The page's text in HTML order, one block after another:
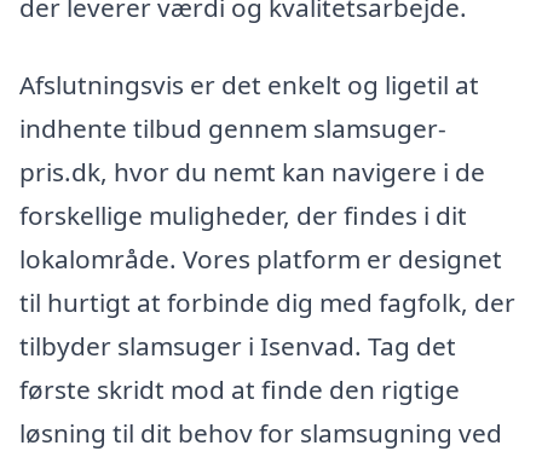
der leverer værdi og kvalitetsarbejde.
Afslutningsvis er det enkelt og ligetil at
indhente tilbud gennem slamsuger-
pris.dk, hvor du nemt kan navigere i de
forskellige muligheder, der findes i dit
lokalområde. Vores platform er designet
til hurtigt at forbinde dig med fagfolk, der
tilbyder slamsuger i Isenvad. Tag det
første skridt mod at finde den rigtige
løsning til dit behov for slamsugning ved